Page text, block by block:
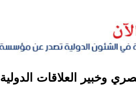
وخبير العلاقات الدولية